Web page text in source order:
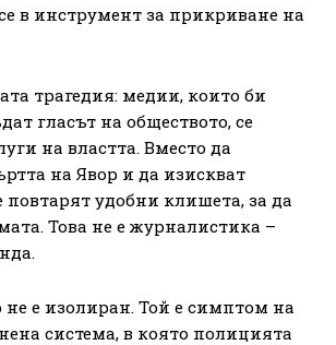
в инструмент за прикриване на
трагедия: медии, които би
гласът на обществото, се
на властта. Вместо да
на Явор и да изискват
повтарят удобни клишета, за да
Това не е журналистика –
не е изолиран. Той е симптом на
система, в която полицията